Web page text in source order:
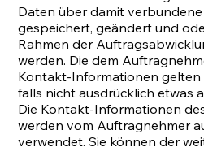
Daten über damit
gespeichert, geändert und
Rahmen der
werden. Die dem
Kontakt-Informationen gelten
falls nicht ausdrücklich etwas
Die Kontakt-Informationen
werden vom Auftragnehmer
verwendet. Sie können der